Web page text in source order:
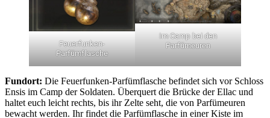
Feuerfunken-
Parfümflasche
Im Camp bei den
Parfümeuren
Fundort: Die Feuerfunken-Parfümflasche befindet sich vor Schloss
Ensis im Camp der Soldaten. Überquert die Brücke der Ellac und
haltet euch leicht rechts, bis ihr Zelte seht, die von Parfümeuren
bewacht werden. Ihr findet die Parfümflasche in einer Kiste im